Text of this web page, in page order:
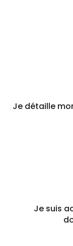
Je détaille
Je suis